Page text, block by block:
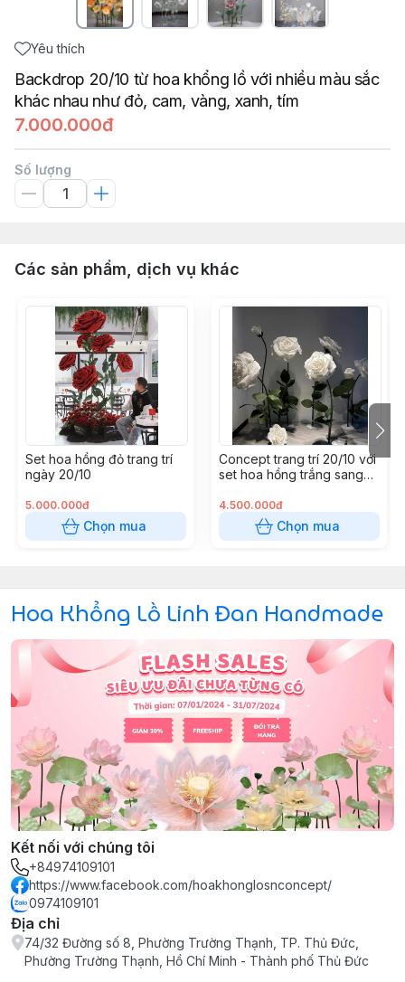
Yêu thích
Backdrop 20/10 từ hoa khổng lồ với nhiều màu sắc
khác nhau như đỏ, cam, vàng, xanh, tím
7.000.000đ
Số lượng
Các sản phẩm, dịch vụ khác
Set hoa hồng đỏ trang trí
ngày 20/10
5.000.000đ
Chọn mua
Concept trang trí 20/10 với
set hoa hồng trắng sang
4.500.000đ
Chọn mua
Hoa Khổng Lồ Linh Đan Handmade
Kết nối với chúng tôi
+84974109101
https://www.facebook.com/hoakhonglosnconcept/
0974109101
Địa chỉ
74/32 Đường số 8, Phường Trường Thạnh, TP. Thủ Đức,
Phường Trường Thạnh, Hồ Chí Minh - Thành phố Thủ Đức